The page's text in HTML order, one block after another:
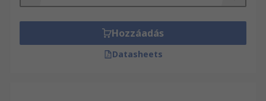
Hozzáadás
Datasheets